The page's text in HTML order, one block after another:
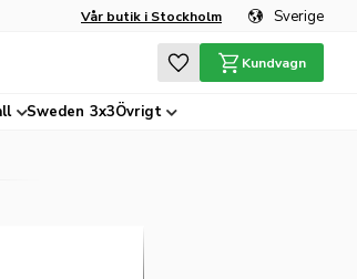
Vår butik i Stockholm Sverige
Favoriter
Kundvagn
Sweden 3x3Övrigt